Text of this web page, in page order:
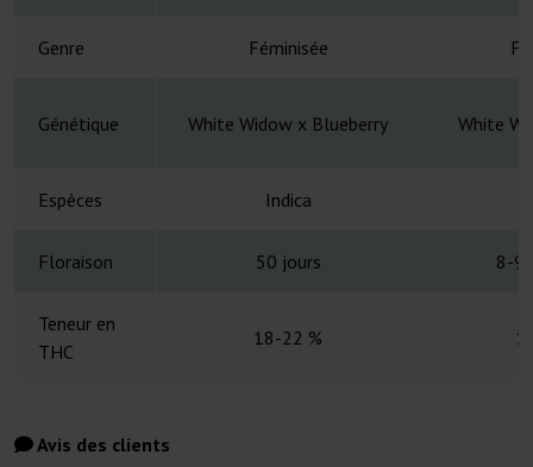
Genre Féminisée
Génétique White Widow x Blueberry White
Espèces Indica
Floraison 50 jours 8-9
Teneur en
THC
18-22 %
Avis des clients